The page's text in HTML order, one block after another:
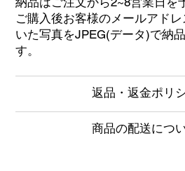
ご購入後お客様のメールアド
いた写真をJPEG(データ)で納
す。
返品・返金ポリ
商品の配送につ